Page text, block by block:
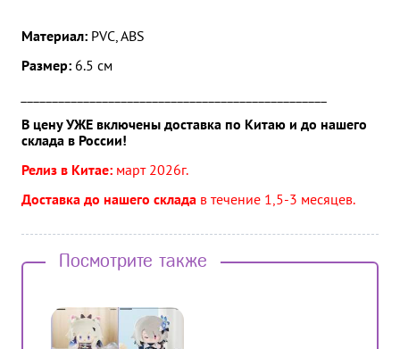
Материал: PVC, ABS
Размер: 6.5 см
В цену УЖЕ включены доставка по Китаю и до нашего
склада в России!
Релиз в Китае: март 2026г.
Доставка до нашего склада в течение 1,5-3 месяцев.
Посмотрите также